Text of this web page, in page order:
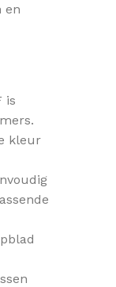
en
is
kleur